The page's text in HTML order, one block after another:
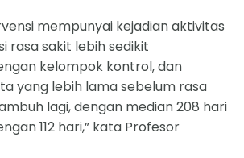
mempunyai kejadian aktivitas
rasa sakit lebih sedikit
kelompok kontrol, dan
yang lebih lama sebelum rasa
lagi, dengan median 208 hari
112 hari,” kata Profesor